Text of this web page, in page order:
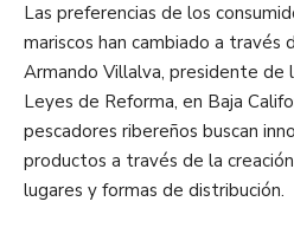
Las preferencias de los
mariscos han cambiado a través
Armando Villalva, presidente de
Leyes de Reforma, en Baja
pescadores ribereños buscan
productos a través de la
lugares y formas de distribución.